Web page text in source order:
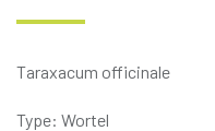
Taraxacum officinale
Type: Wortel